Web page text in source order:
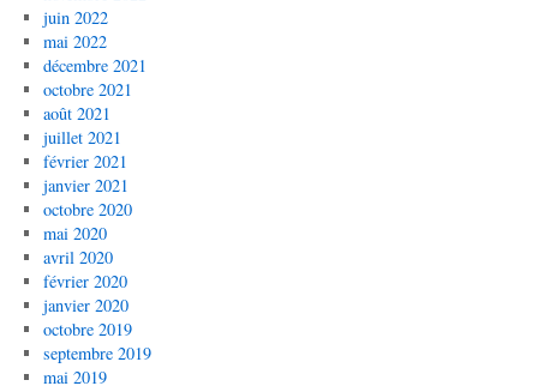
juin 2022
mai 2022
décembre 2021
octobre 2021
août 2021
juillet 2021
février 2021
janvier 2021
octobre 2020
mai 2020
avril 2020
février 2020
janvier 2020
octobre 2019
septembre 2019
mai 2019